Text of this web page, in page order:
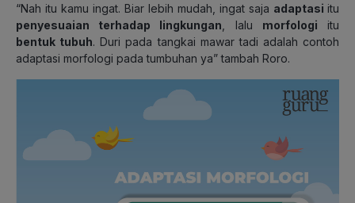
“Nah itu kamu ingat. Biar lebih mudah, ingat saja adaptasi itu
penyesuaian terhadap lingkungan , lalu morfologi itu
bentuk tubuh. Duri pada tangkai mawar tadi adalah contoh
adaptasi morfologi pada tumbuhan ya” tambah Roro.